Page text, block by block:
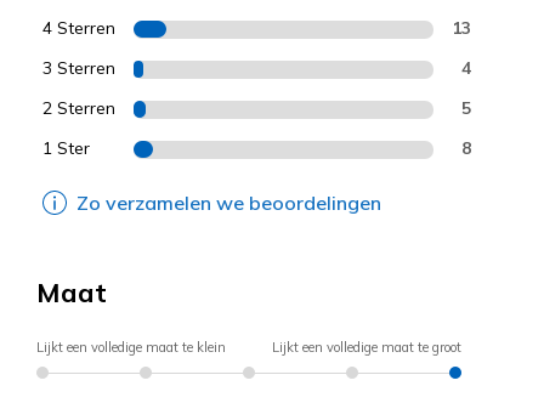
4 Sterren 13
3 Sterren 4
2 Sterren 5
1 Ster 8
Zo verzamelen we beoordelingen
Maat
Lijkt een volledige maat te klein Lijkt een volledige maat te groot